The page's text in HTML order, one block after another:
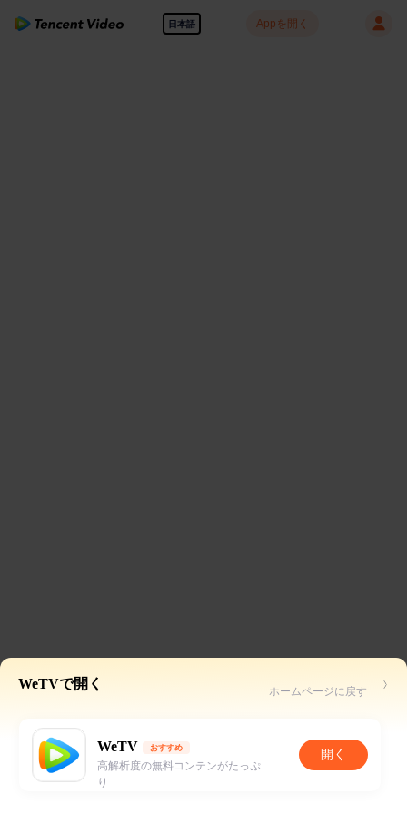
日本語 Appを開く
WeTVで開く ホームページに戻す
WeTV おすすめ
高解析度の無料コンテンがたっぷ
り
開く